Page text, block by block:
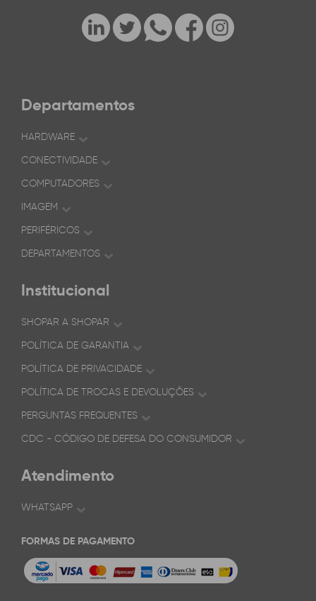
Departamentos
HARDWARE
CONECTIVIDADE
COMPUTADORES
IMAGEM
PERIFÉRICOS
DEPARTAMENTOS
Institucional
SHOPAR A SHOPAR
POLÍTICA DE GARANTIA
POLÍTICA DE PRIVACIDADE
POLÍTICA DE TROCAS E DEVOLUÇÕES
PERGUNTAS FREQUENTES
CDC - CÓDIGO DE DEFESA DO CONSUMIDOR
Atendimento
WHATSAPP
FORMAS DE PAGAMENTO